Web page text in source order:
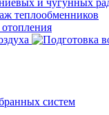
и чугунных
теплообменников
систем